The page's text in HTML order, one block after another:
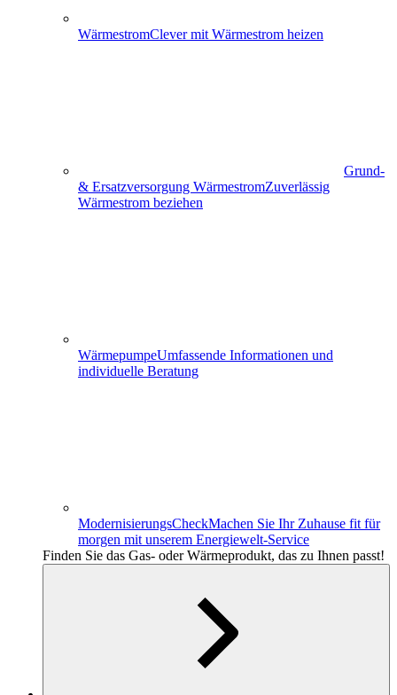
WärmestromClever mit Wärmestrom heizen
Grund-
& Ersatzversorgung WärmestromZuverlässig
Wärmestrom beziehen
WärmepumpeUmfassende Informationen und
individuelle Beratung
ModernisierungsCheckMachen Sie Ihr Zuhause fit für
morgen mit unserem Energiewelt-Service
Finden Sie das Gas- oder Wärmeprodukt, das zu Ihnen passt!